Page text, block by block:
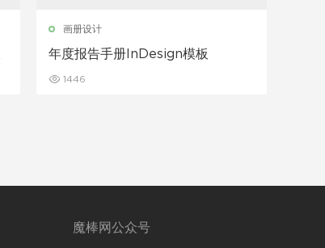
画册设计
年度报告手册InDesign模板
1446
魔棒网公众号